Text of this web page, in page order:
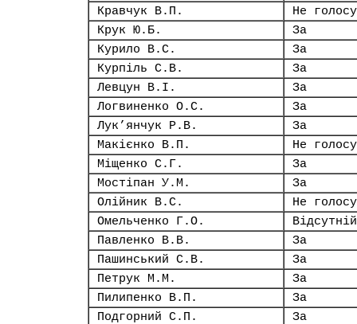
Кравчук В.П.
Не
Крук Ю.Б.
За
Курило В.С.
За
Курпіль С.В.
За
Левцун В.І.
За
Логвиненко О.С.
За
Лук’янчук Р.В.
За
Макієнко В.П.
Не
Міщенко С.Г.
За
Мостіпан У.М.
За
Олійник В.С.
Не
Омельченко Г.О.
Відсутній
Павленко В.В.
За
Пашинський С.В.
За
Петрук М.М.
За
Пилипенко В.П.
За
Подгорний С.П.
За